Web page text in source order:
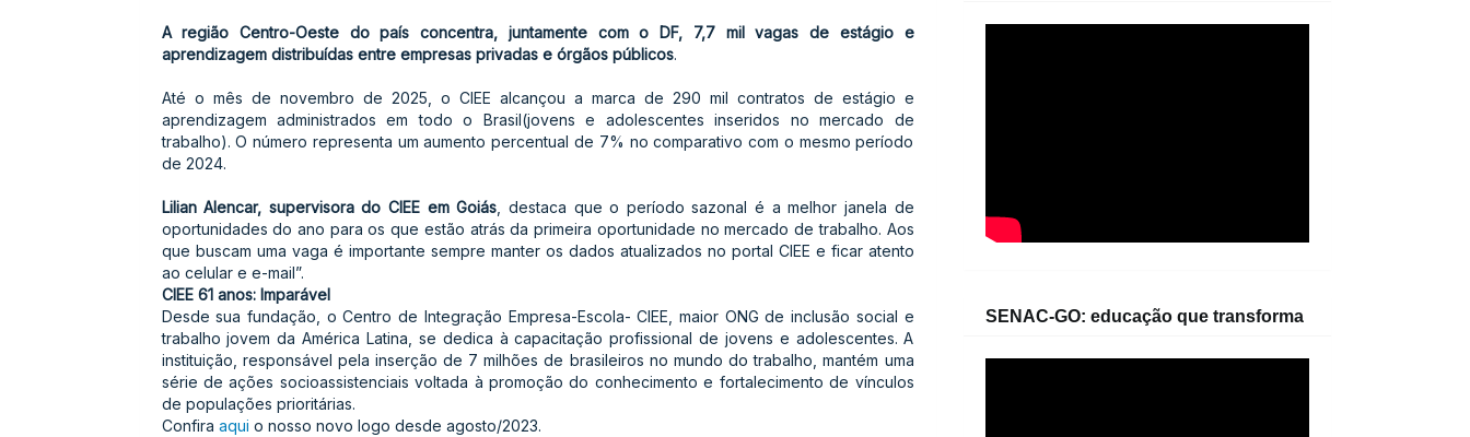
A região Centro-Oeste do país concentra, juntamente com o DF, 7,7 mil vagas de estágio e
aprendizagem distribuídas entre empresas privadas e órgãos públicos.
Até o mês de novembro de 2025, o CIEE alcançou a marca de 290 mil contratos de estágio e
aprendizagem administrados em todo o Brasil(jovens e adolescentes inseridos no mercado de
trabalho). O número representa um aumento percentual de 7% no comparativo com o mesmo período
de 2024.
Lilian Alencar, supervisora do CIEE em Goiás , destaca que o período sazonal é a melhor janela de
oportunidades do ano para os que estão atrás da primeira oportunidade no mercado de trabalho. Aos
que buscam uma vaga é importante sempre manter os dados atualizados no portal CIEE e ficar atento
ao celular e e-mail”.
CIEE 61 anos: Imparável
Desde sua fundação, o Centro de Integração Empresa-Escola- CIEE, maior ONG de inclusão social e
trabalho jovem da América Latina, se dedica à capacitação profissional de jovens e adolescentes. A
instituição, responsável pela inserção de 7 milhões de brasileiros no mundo do trabalho, mantém uma
série de ações socioassistenciais voltada à promoção do conhecimento e fortalecimento de vínculos
de populações prioritárias.
Confira aqui o nosso novo logo desde agosto/2023.
SENAC-GO: educação que transforma